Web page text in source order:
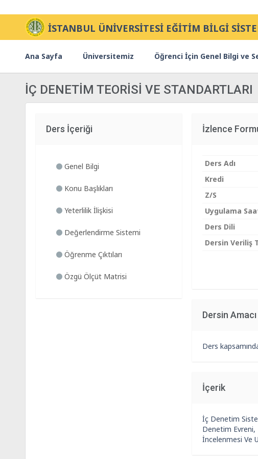
İSTANBUL ÜNİVERSİTESİ EĞİTİM BİLGİ
Ana Sayfa Üniversitemiz Öğrenci İçin Genel Bilgi ve
İÇ DENETİM TEORİSİ VE STANDARTLARI
Ders İçeriği
Genel Bilgi
Konu Başlıkları
Yeterlilik İlişkisi
Değerlendirme Sistemi
Öğrenme Çıktıları
Özgü Ölçüt Matrisi
İzlence
Ders Adı
Kredi
Z/S
Uygulama
Ders Dili
Dersin Veriliş
Dersin Amacı
Ders
İçerik
İç Denetim
Denetim
İncelenmesi Ve